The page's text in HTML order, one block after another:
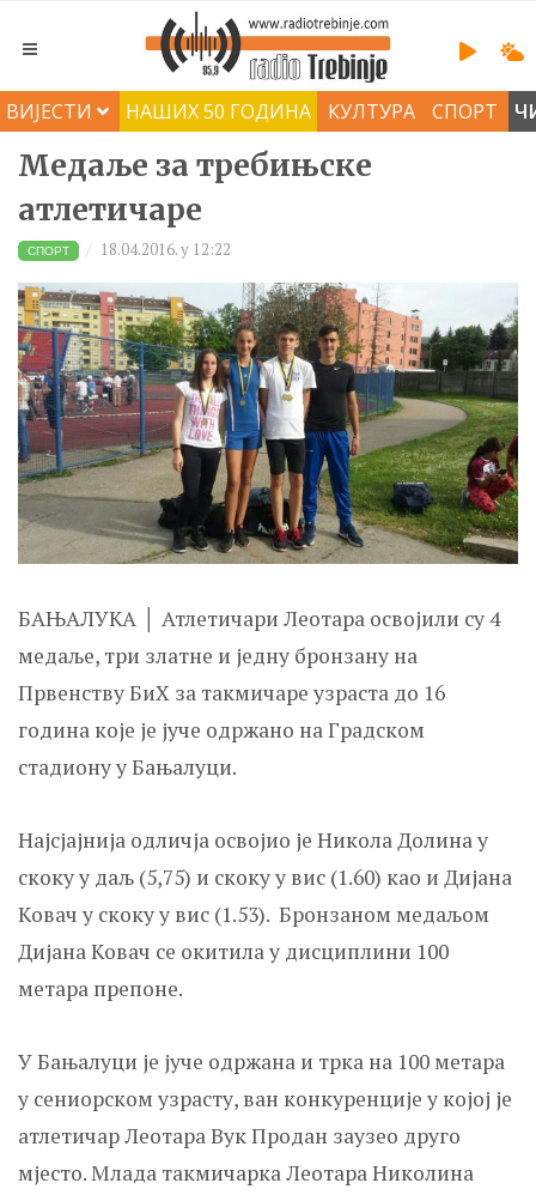
ВИЈЕСТИ НАШИХ 50 ГОДИНА КУЛТУРА СПОРТ
Медаље за требињске
атлетичаре
СПОРТ 18.04.2016. у 12:22
БАЊАЛУКА │ Атлетичари Леотара освојили су 4
медаље, три златне и једну бронзану на
Првенству БиХ за такмичаре узраста до 16
година које је јуче одржано на Градском
стадиону у Бањалуци.
Најсјајнија одличја освојио је Никола Долина у
скоку у даљ (5,75) и скоку у вис (1.60) као и Дијана
Kовач у скоку у вис (1.53). Бронзаном медаљом
Дијана Kовач се окитила у дисциплини 100
метара препоне.
У Бањалуци је јуче одржана и трка на 100 метара
у сениорском узрасту, ван конкуренције у којој је
атлетичар Леотара Вук Продан заузео друго
мјесто. Млада такмичарка Леотара Николина